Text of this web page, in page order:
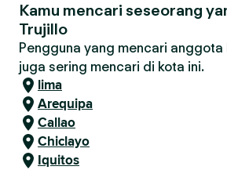
Kamu mencari seseorang
Trujillo
Pengguna yang mencari anggota
juga sering mencari di kota ini.
lima
Arequipa
Callao
Chiclayo
Iquitos